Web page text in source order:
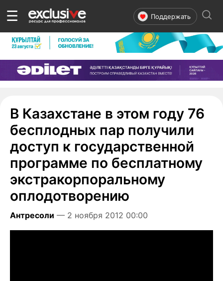
☰ Поддержать
В Казахстане в этом году 76
бесплодных пар получили
доступ к государственной
программе по бесплатному
экстракорпоральному
оплодотворению
Антресоли — 2 ноября 2012 00:00